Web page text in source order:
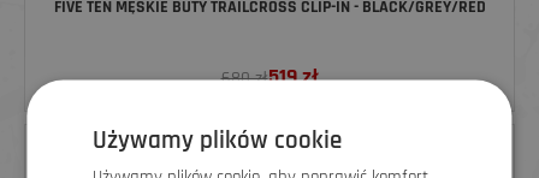
FIVE TEN MĘSKIE BUTY TRAILCROSS CLIP-IN - BLACK/GREY/RED
680 zł519zł
Używamy plików cookie